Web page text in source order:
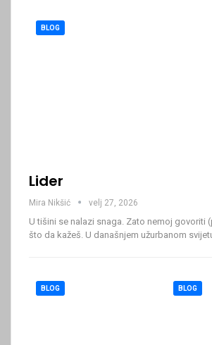
BLOG
Lider
Mira Nikšić velj 27, 2026
U tišini se nalazi snaga. Zato nemoj govoriti
što da kažeš. U današnjem užurbanom
BLOG BLOG